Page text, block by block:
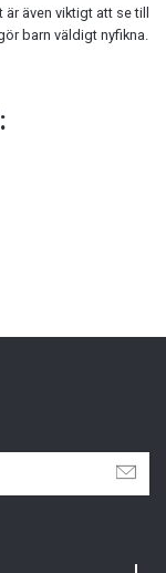
även viktigt att se till
barn väldigt nyfikna.